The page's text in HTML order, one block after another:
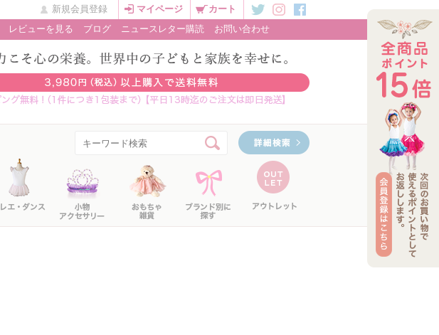
新規会員登録 マイページ
カート
レビューを見る ブログ ニュースレター購読 お問い合わせ